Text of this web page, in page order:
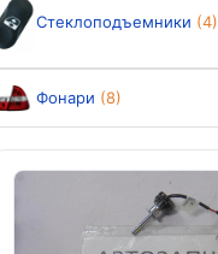
Стеклоподъемники (4)
Фонари (8)